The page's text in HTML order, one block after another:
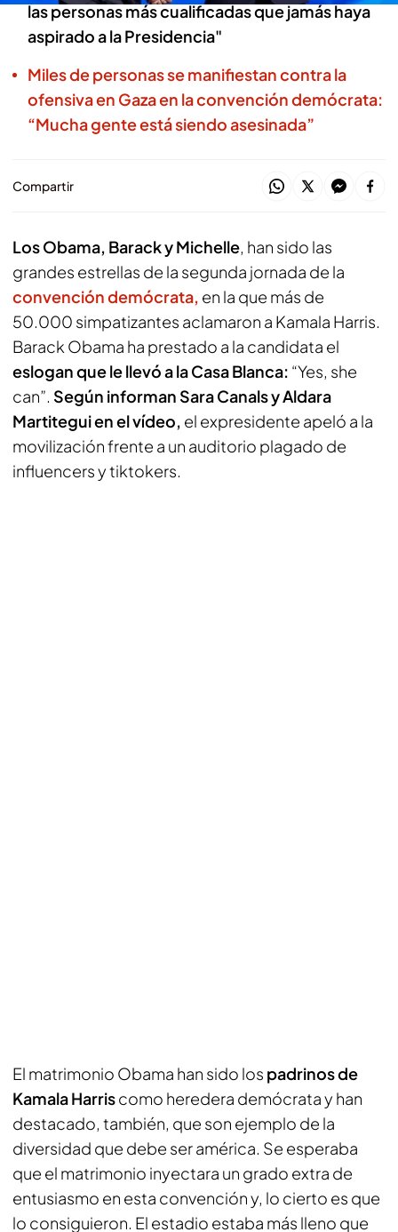
las personas más cualificadas que jamás haya
aspirado a la Presidencia"
Miles de personas se manifiestan contra la
ofensiva en Gaza en la convención demócrata:
“Mucha gente está siendo asesinada”
Compartir
Los Obama, Barack y Michelle, han sido las
grandes estrellas de la segunda jornada de la
convención demócrata, en la que más de
50.000 simpatizantes aclamaron a Kamala Harris.
Barack Obama ha prestado a la candidata el
eslogan que le llevó a la Casa Blanca: “Yes, she
can”. Según informan Sara Canals y Aldara
Martitegui en el vídeo, el expresidente apeló a la
movilización frente a un auditorio plagado de
influencers y tiktokers.
El matrimonio Obama han sido los padrinos de
Kamala Harriscomo heredera demócrata y han
destacado, también, que son ejemplo de la
diversidad que debe ser américa. Se esperaba
que el matrimonio inyectara un grado extra de
entusiasmo en esta convención y, lo cierto es que
lo consiguieron. El estadio estaba más lleno que